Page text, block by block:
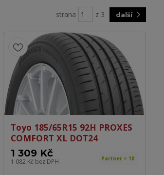
strana z 3 další
Toyo 185/65R15 92H PROXES
COMFORT XL DOT24
1 309 Kč
1 082 Kč bez DPH Partner > 10